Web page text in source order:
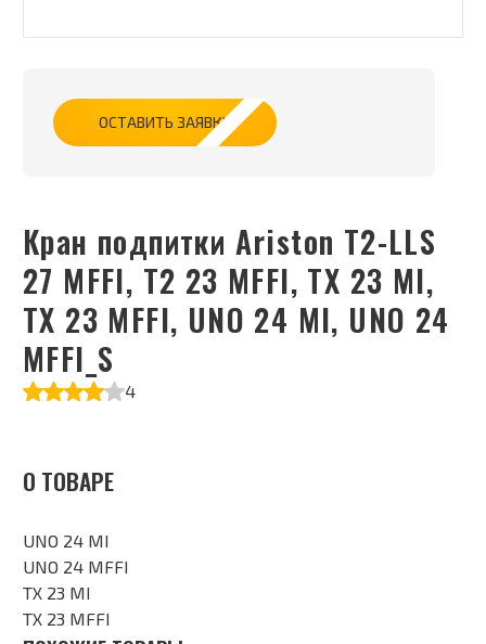
Кран подпитки Ariston T2-LLS
27 MFFI, T2 23 MFFI, TX 23 MI,
TX 23 MFFI, UNO 24 MI, UNO 24
MFFI_S
4
ОСТАВИТЬ ЗАЯВКУ
О ТОВАРЕ
UNO 24 MI
UNO 24 MFFI
TX 23 MI
TX 23 MFFI